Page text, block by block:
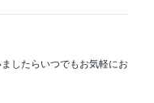
したらいつでもお気軽にお